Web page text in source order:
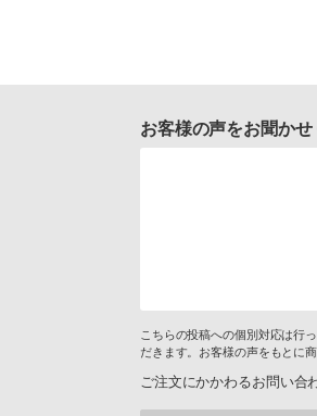
お客様の声をお聞か
こちらの投稿への個別対応は行
だきます。お客様の声をもとに
ご注文にかかわるお問い合